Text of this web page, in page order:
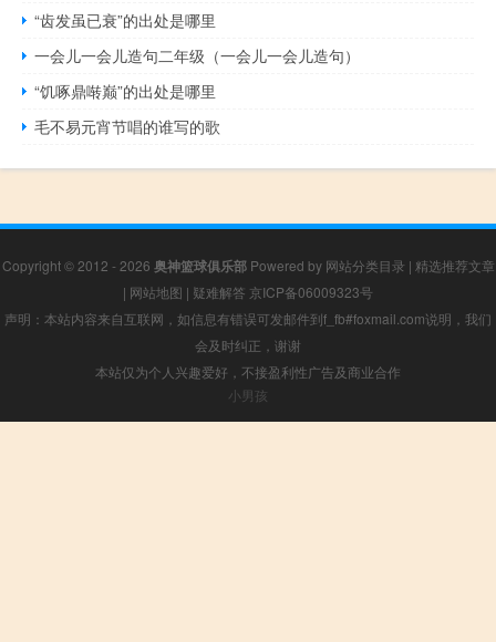
“齿发虽已衰”的出处是哪里
一会儿一会儿造句二年级（一会儿一会儿造句）
“饥啄鼎啭巅”的出处是哪里
毛不易元宵节唱的谁写的歌
Copyright © 2012 - 2026 奥神篮球俱乐部Powered by 网站分类目录 | 精选推荐文章
| 网站地图 | 疑难解答 京ICP备06009323号
声明：本站内容来自互联网，如信息有错误可发邮件到f_fb#foxmail.com说明，我们
会及时纠正，谢谢
本站仅为个人兴趣爱好，不接盈利性广告及商业合作
小男孩